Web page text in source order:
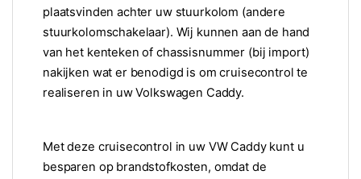
plaatsvinden achter uw stuurkolom (andere
stuurkolomschakelaar). Wij kunnen aan de hand
van het kenteken of chassisnummer (bij import)
nakijken wat er benodigd is om cruisecontrol te
realiseren in uw Volkswagen Caddy.
Met deze cruisecontrol in uw VW Caddy kunt u
besparen op brandstofkosten, omdat de